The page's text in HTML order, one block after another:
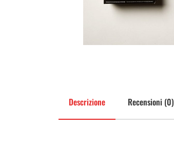
Descrizione Recensioni (0)